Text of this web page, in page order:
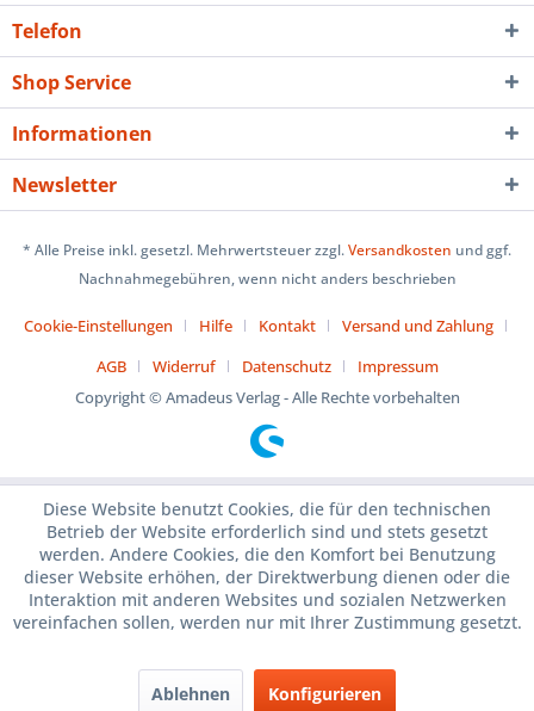
Telefon
Shop Service
Informationen
Newsletter
* Alle Preise inkl. gesetzl. Mehrwertsteuer zzgl.Versandkosten und ggf.
Nachnahmegebühren, wenn nicht anders beschrieben
Cookie-Einstellungen Hilfe Kontakt
Versand und Zahlung
AGB
Widerruf Datenschutz
Impressum
Copyright © Amadeus Verlag - Alle Rechte vorbehalten
Diese Website benutzt Cookies, die für den technischen
Betrieb der Website erforderlich sind und stets gesetzt
werden. Andere Cookies, die den Komfort bei Benutzung
dieser Website erhöhen, der Direktwerbung dienen oder die
Interaktion mit anderen Websites und sozialen Netzwerken
vereinfachen sollen, werden nur mit Ihrer Zustimmung gesetzt.
Ablehnen Konfigurieren